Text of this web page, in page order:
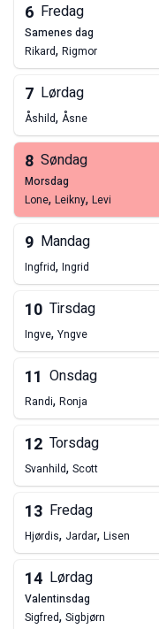
6 Fredag
samenes dag
Rikard, Rigmor
7 Lørdag
Åshild, Åsne
8 Søndag
morsdag
Lone, Leikny, Levi
9 Mandag
Ingfrid, Ingrid
10 Tirsdag
Ingve, Yngve
11 Onsdag
Randi, Ronja
12 Torsdag
Svanhild, Scott
13 Fredag
Hjørdis, Jardar, Lisen
14 Lørdag
valentinsdag
Sigfred, Sigbjørn